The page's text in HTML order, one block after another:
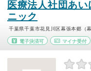
医療法人社団あ
ニック
千葉県千葉市花見川区幕張本郷（
電子決済可 マイナ受付